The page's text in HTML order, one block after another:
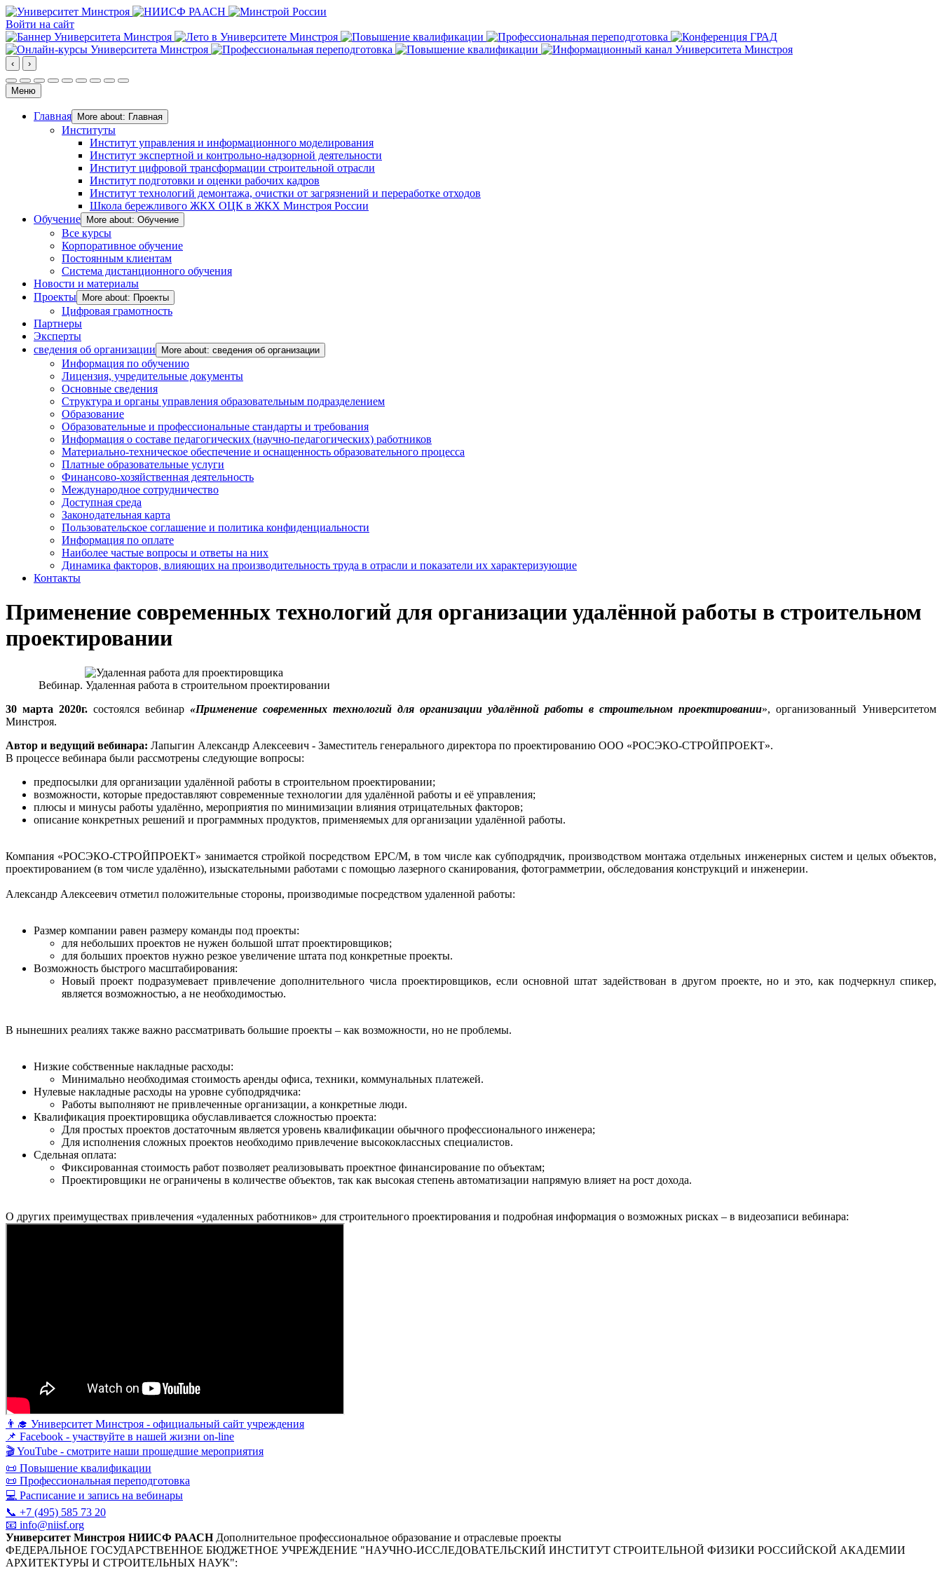
Войти на сайт
‹ ›
Меню
Главная More about: Главная
Институты
Институт управления и информационного моделирования
Институт экспертной и контрольно-надзорной деятельности
Институт цифровой трансформации строительной отрасли
Институт подготовки и оценки рабочих кадров
Институт технологий демонтажа, очистки от загрязнений и переработке отходов
Школа бережливого ЖКХ ОЦК в ЖКХ Минстроя России
Обучение
More about: Обучение
Все курсы
Корпоративное обучение
Постоянным клиентам
Система дистанционного обучения
Новости и материалы
Проекты
More about: Проекты
Цифровая грамотность
Партнеры
Эксперты
сведения об организации
More about: сведения об организации
Информация по обучению
Лицензия, учредительные документы
Основные сведения
Структура и органы управления образовательным подразделением
Образование
Образовательные и профессиональные стандарты и требования
Информация о составе педагогических (научно-педагогических) работников
Материально-техническое обеспечение и оснащенность образовательного процесса
Платные образовательные услуги
Финансово-хозяйственная деятельность
Международное сотрудничество
Доступная среда
Законодательная карта
Пользовательское соглашение и политика конфиденциальности
Информация по оплате
Наиболее частые вопросы и ответы на них
Динамика факторов, влияющих на производительность труда в отрасли и показатели их характеризующие
Контакты
Применение современных технологий для организации удалённой работы в строительном
проектировании
Вебинар. Удаленная работа в строительном проектировании
30 марта 2020г. состоялся вебинар «Применение современных технологий для организации удалённой работы в строительном проектировании», организованный Университетом
Минстроя.
Автор и ведущий вебинара: Лапыгин Александр Алексеевич - Заместитель генерального директора по проектированию ООО «РОСЭКО-СТРОЙПРОЕКТ».
В процессе вебинара были рассмотрены следующие вопросы:
предпосылки для организации удалённой работы в строительном проектировании;
возможности, которые предоставляют современные технологии для удалённой работы и её управления;
плюсы и минусы работы удалённо, мероприятия по минимизации влияния отрицательных факторов;
описание конкретных решений и программных продуктов, применяемых для организации удалённой работы.
Компания «РОСЭКО-СТРОЙПРОЕКТ» занимается стройкой посредством EPC/M, в том числе как субподрядчик, производством монтажа отдельных инженерных систем и целых объектов,
проектированием (в том числе удалённо), изыскательными работами с помощью лазерного сканирования, фотограмметрии, обследования конструкций и инженерии.
Александр Алексеевич отметил положительные стороны, производимые посредством удаленной работы:
Размер компании равен размеру команды под проекты:
для небольших проектов не нужен большой штат проектировщиков;
для больших проектов нужно резкое увеличение штата под конкретные проекты.
Возможность быстрого масштабирования:
Новый проект подразумевает привлечение дополнительного числа проектировщиков, если основной штат задействован в другом проекте, но и это, как подчеркнул спикер,
является возможностью, а не необходимостью.
В нынешних реалиях также важно рассматривать большие проекты – как возможности, но не проблемы.
Низкие собственные накладные расходы:
Минимально необходимая стоимость аренды офиса, техники, коммунальных платежей.
Нулевые накладные расходы на уровне субподрядчика:
Работы выполняют не привлеченные организации, а конкретные люди.
Квалификация проектировщика обуславливается сложностью проекта:
Для простых проектов достаточным является уровень квалификации обычного профессионального инженера;
Для исполнения сложных проектов необходимо привлечение высококлассных специалистов.
Сдельная оплата:
Фиксированная стоимость работ позволяет реализовывать проектное финансирование по объектам;
Проектировщики не ограничены в количестве объектов, так как высокая степень автоматизации напрямую влияет на рост дохода.
О других преимуществах привлечения «удаленных работников» для строительного проектирования и подробная информация о возможных рисках – в видеозаписи вебинара:
👨‍🎓 Университет Минстроя - официальный сайт учреждения
📌 Facebook - участвуйте в нашей жизни on-line
🎬 YouTube - смотрите наши прошедшие мероприятия
📜 Повышение квалификации
📜 Профессиональная переподготовка
💻 Расписание и запись на вебинары
📞 +7 (495) 585 73 20
📧 info@niisf.org
Университет Минстроя НИИСФ РААСН Дополнительное профессиональное образование и отраслевые проекты
ФЕДЕРАЛЬНОЕ ГОСУДАРСТВЕННОЕ БЮДЖЕТНОЕ УЧРЕЖДЕНИЕ "НАУЧНО-ИССЛЕДОВАТЕЛЬСКИЙ ИНСТИТУТ СТРОИТЕЛЬНОЙ ФИЗИКИ РОССИЙСКОЙ АКАДЕМИИ
АРХИТЕКТУРЫ И СТРОИТЕЛЬНЫХ НАУК":